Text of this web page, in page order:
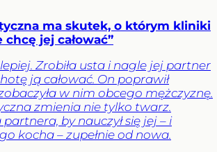
ma skutek, o którym kliniki
chcę jej całować”
Zrobiła usta i nagle jej partner
ją całować. On poprawił
w nim obcego mężczyznę.
zmienia nie tylko twarz.
by nauczył się jej – i
kocha – zupełnie od nowa.